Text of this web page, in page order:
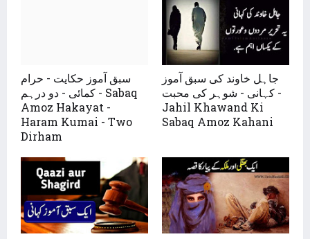
سبق آموز حکایت - حرام
کمائی - دو درہم - Sabaq
Amoz Hakayat -
Haram Kumai - Two
Dirham
جاہل خاوند کی سبق آموز
کہانی - شوہر کی محبت -
Jahil Khawand Ki
Sabaq Amoz Kahani